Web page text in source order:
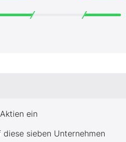
ein
sieben Unternehmen